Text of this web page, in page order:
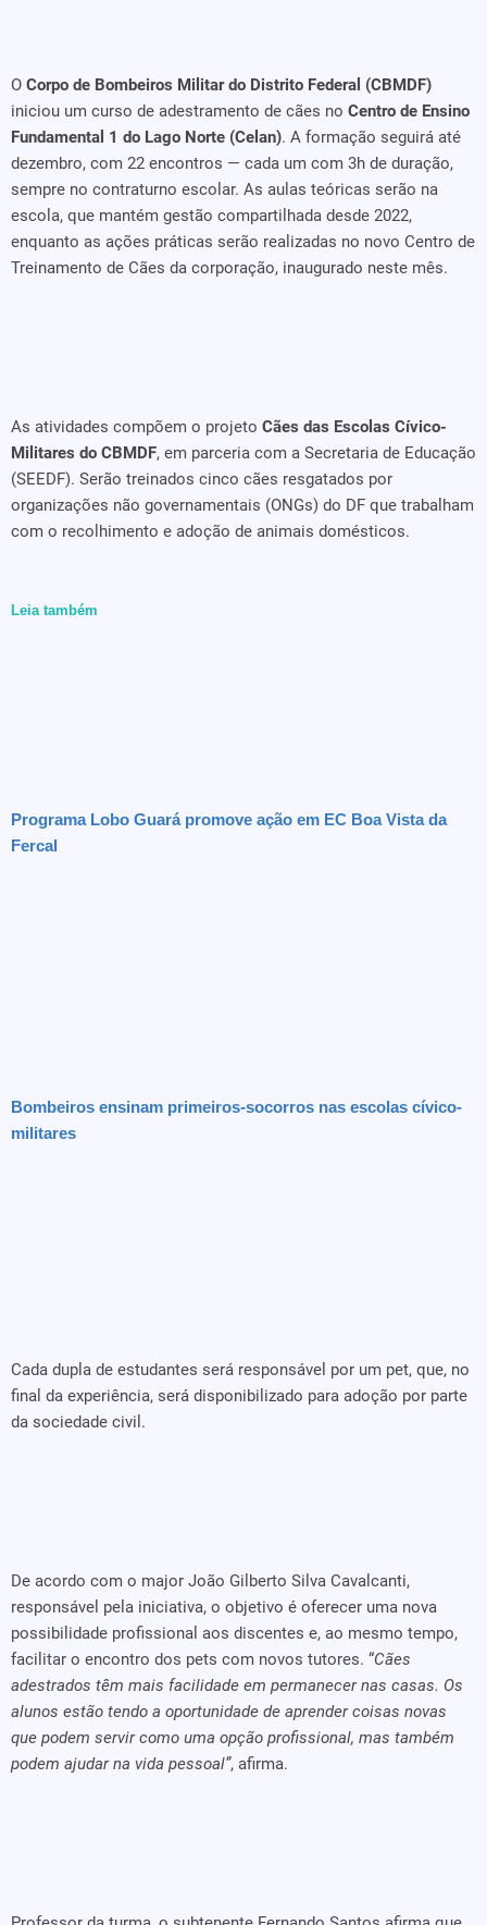
O Corpo de Bombeiros Militar do Distrito Federal (CBMDF)
iniciou um curso de adestramento de cães no Centro de Ensino
Fundamental 1 do Lago Norte (Celan). A formação seguirá até
dezembro, com 22 encontros — cada um com 3h de duração,
sempre no contraturno escolar. As aulas teóricas serão na
escola, que mantém gestão compartilhada desde 2022,
enquanto as ações práticas serão realizadas no novo Centro de
Treinamento de Cães da corporação, inaugurado neste mês.
As atividades compõem o projeto Cães das Escolas Cívico-
Militares do CBMDF, em parceria com a Secretaria de Educação
(SEEDF). Serão treinados cinco cães resgatados por
organizações não governamentais (ONGs) do DF que trabalham
com o recolhimento e adoção de animais domésticos.
Leia também
Programa Lobo Guará promove ação em EC Boa Vista da
Fercal
Bombeiros ensinam primeiros-socorros nas escolas cívico-
militares
Cada dupla de estudantes será responsável por um pet, que, no
final da experiência, será disponibilizado para adoção por parte
da sociedade civil.
De acordo com o major João Gilberto Silva Cavalcanti,
responsável pela iniciativa, o objetivo é oferecer uma nova
possibilidade profissional aos discentes e, ao mesmo tempo,
facilitar o encontro dos pets com novos tutores. “Cães
adestrados têm mais facilidade em permanecer nas casas. Os
alunos estão tendo a oportunidade de aprender coisas novas
que podem servir como uma opção profissional, mas também
podem ajudar na vida pessoal”, afirma.